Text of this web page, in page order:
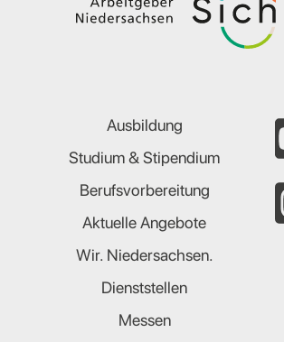
Ausbildung
Studium & Stipendium
Berufsvorbereitung
Aktuelle Angebote
Wir. Niedersachsen.
Dienststellen
Messen